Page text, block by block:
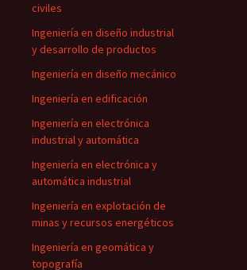
civiles
Ingeniería en diseño industrial
y desarrollo de productos
Ingeniería en diseño mecánico
Ingeniería en edificación
Ingeniería en electrónica
industrial y automática
Ingeniería en electrónica y
automática industrial
Ingeniería en explotación de
minas y recursos energéticos
Ingeniería en geomática y
topografía